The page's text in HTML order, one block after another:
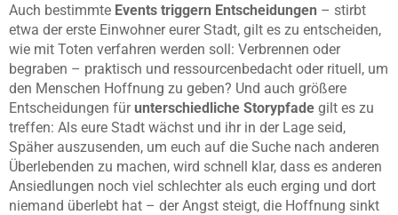
Auch bestimmte Events triggern Entscheidungen – stirbt
etwa der erste Einwohner eurer Stadt, gilt es zu entscheiden,
wie mit Toten verfahren werden soll: Verbrennen oder
begraben – praktisch und ressourcenbedacht oder rituell, um
den Menschen Hoffnung zu geben? Und auch größere
Entscheidungen fürunterschiedliche Storypfade gilt es zu
treffen: Als eure Stadt wächst und ihr in der Lage seid,
Späher auszusenden, um euch auf die Suche nach anderen
Überlebenden zu machen, wird schnell klar, dass es anderen
Ansiedlungen noch viel schlechter als euch erging und dort
niemand überlebt hat – der Angst steigt, die Hoffnung sinkt